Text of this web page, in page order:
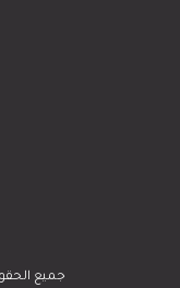
© 2023